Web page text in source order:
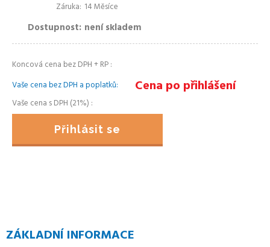
Záruka 14 Měsíce
Dostupnost není skladem
Koncová cena bez DPH + RP
Vaše cena bez DPH a poplatků
Cena po přihlášení
Vaše cena s DPH (21%)
Přihlásit se
ZÁKLADNÍ INFORMACE